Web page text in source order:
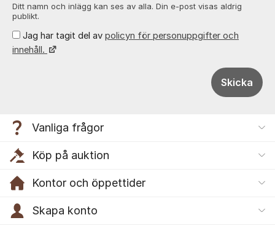
Ditt namn och inlägg kan ses av alla. Din e-post visas aldrig
publikt.
Jag har tagit del av policyn för personuppgifter och
innehåll.
Skicka
Vanliga frågor
Köp på auktion
Kontor och öppettider
Skapa konto